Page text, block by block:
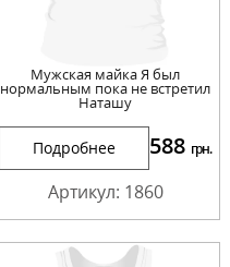
Мужская майка Я был
нормальным пока не встретил
Наташу
Подробнее 588 грн.
Артикул: 1860